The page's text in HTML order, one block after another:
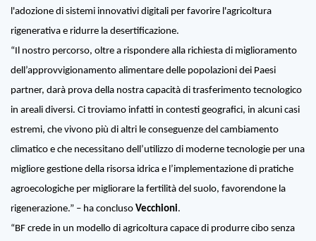
l'adozione di sistemi innovativi digitali per favorire l'agricoltura
rigenerativa e ridurre la desertificazione.
“Il nostro percorso, oltre a rispondere alla richiesta di miglioramento
dell’approvvigionamento alimentare delle popolazioni dei Paesi
partner, darà prova della nostra capacità di trasferimento tecnologico
in areali diversi. Ci troviamo infatti in contesti geografici, in alcuni casi
estremi, che vivono più di altri le conseguenze del cambiamento
climatico e che necessitano dell’utilizzo di moderne tecnologie per una
migliore gestione della risorsa idrica e l’implementazione di pratiche
agroecologiche per migliorare la fertilità del suolo, favorendone la
rigenerazione.” – ha concluso Vecchioni.
“BF crede in un modello di agricoltura capace di produrre cibo senza